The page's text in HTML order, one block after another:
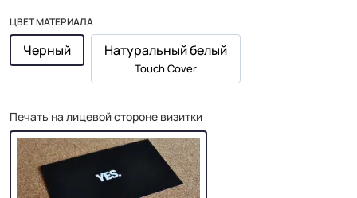
ЦВЕТ МАТЕРИАЛА
Черный Натуральный белый
Touch Cover
Печать на лицевой стороне визитки